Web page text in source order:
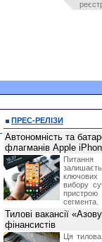
ПРЕС-РЕЛІЗИ
Автономність та
флагманів Apple
вибору
сегмента.
Тилові вакансії
фінансистів
Ця тилова